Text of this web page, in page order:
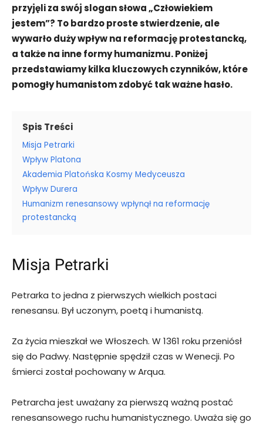
przyjęli za swój slogan słowa „Człowiekiem
jestem”? To bardzo proste stwierdzenie, ale
wywarło duży wpływ na reformację protestancką,
a także na inne formy humanizmu. Poniżej
przedstawiamy kilka kluczowych czynników, które
pomogły humanistom zdobyć tak ważne hasło.
Spis Treści
Misja Petrarki
Wpływ Platona
Akademia Platońska Kosmy Medyceusza
Wpływ Durera
Humanizm renesansowy wpłynął na reformację
protestancką
Misja Petrarki
Petrarka to jedna z pierwszych wielkich postaci
renesansu. Był uczonym, poetą i humanistą.
Za życia mieszkał we Włoszech. W 1361 roku przeniósł
się do Padwy. Następnie spędził czas w Wenecji. Po
śmierci został pochowany w Arqua.
Petrarcha jest uważany za pierwszą ważną postać
renesansowego ruchu humanistycznego. Uważa się go